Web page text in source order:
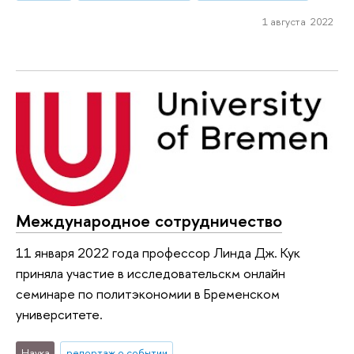
1 августа 2022
Международное сотрудничество
11 января 2022 года профессор Линда Дж. Кук
приняла участие в исследовательскм онлайн
семинаре по политэкономии в Бременском
университете.